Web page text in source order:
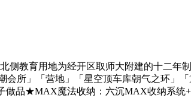
教育用地为经开区取师大附建的十二年
所」「营地」「星空顶车库朝气之环」
品★MAX魔法收纳：六沉MAX收纳系统